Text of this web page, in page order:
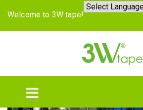
Welcome to 3W tape!